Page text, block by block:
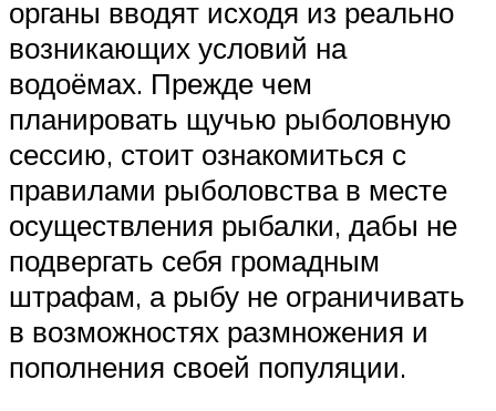
органы вводят исходя из реально
возникающих условий на
водоёмах. Прежде чем
планировать щучью рыболовную
сессию, стоит ознакомиться с
правилами рыболовства в месте
осуществления рыбалки, дабы не
подвергать себя громадным
штрафам, а рыбу не ограничивать
в возможностях размножения и
пополнения своей популяции.